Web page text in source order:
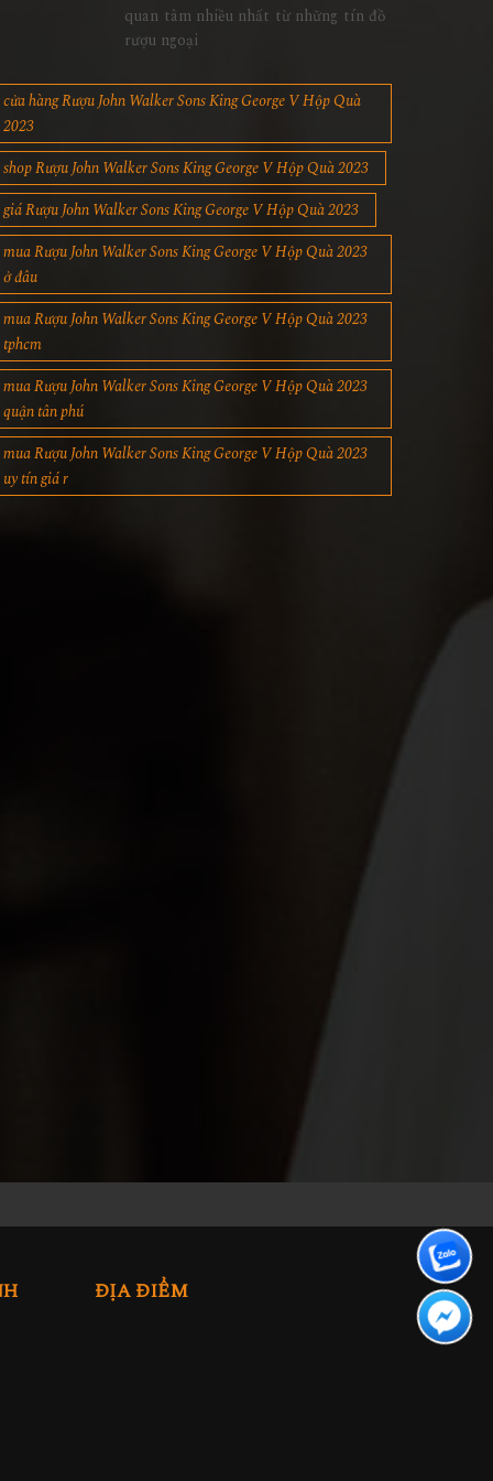
quan tâm nhiều nhất từ những tín đồ
rượu ngoại
cửa hàng Rượu John Walker Sons King George V Hộp Quà
2023
shop Rượu John Walker Sons King George V Hộp Quà 2023
giá Rượu John Walker Sons King George V Hộp Quà 2023
mua Rượu John Walker Sons King George V Hộp Quà 2023
ở đâu
mua Rượu John Walker Sons King George V Hộp Quà 2023
tphcm
mua Rượu John Walker Sons King George V Hộp Quà 2023
quận tân phú
mua Rượu John Walker Sons King George V Hộp Quà 2023
uy tín giá r
ĐỊA ĐIỂM